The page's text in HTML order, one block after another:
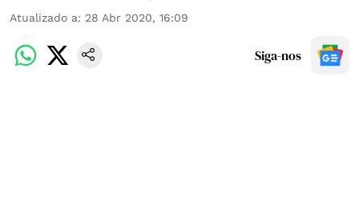
Atualizado a: 28 Abr 2020, 16:09
Siga-nos